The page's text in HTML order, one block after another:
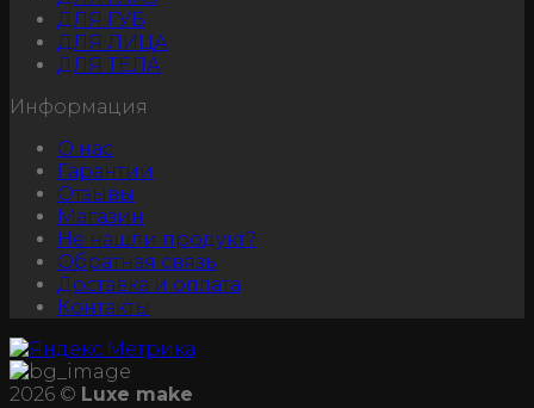
ДЛЯ ГУБ
ДЛЯ ЛИЦА
ДЛЯ ТЕЛА
Информация
О нас
Гарантии
Отзывы
Магазин
Не нашли продукт?
Обратная связь
Доставка и оплата
Контакты
2026 © Luxe make